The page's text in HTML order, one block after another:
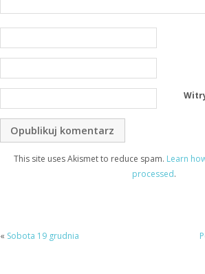
This site uses Akismet to reduce spam. Learn
processed.
« Sobota 19 grudnia